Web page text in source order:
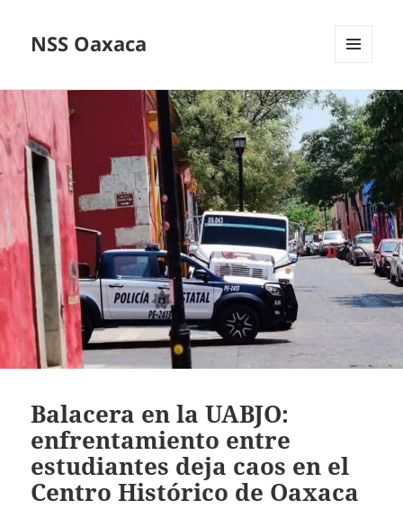
NSS Oaxaca
WIDGETS
Balacera en la UABJO:
enfrentamiento entre
estudiantes deja caos en el
Centro Histórico de Oaxaca